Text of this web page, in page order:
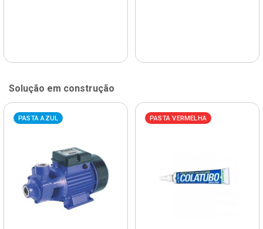
Solução em construção
PASTA AZUL PASTA VERMELHA